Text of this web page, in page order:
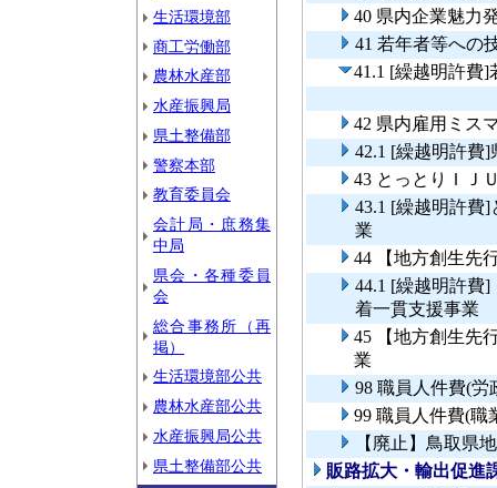
生活環境部
商工労働部
農林水産部
水産振興局
県土整備部
警察本部
教育委員会
会計局・庶務集
中局
県会・各種委員
会
総合事務所（再
掲）
生活環境部公共
農林水産部公共
水産振興局公共
県土整備部公共
40 県内企業魅力
41 若年者等への
41.1 [繰越明許費]
42 県内雇用ミス
42.1 [繰越明許費
43 とっとりＩＪ
43.1 [繰越明許費
業
44 【地方創生先
44.1 [繰越明許費
着一貫支援事業
45 【地方創生先
業
98 職員人件費(労
99 職員人件費(職
【廃止】鳥取県
販路拡大・輸出促進